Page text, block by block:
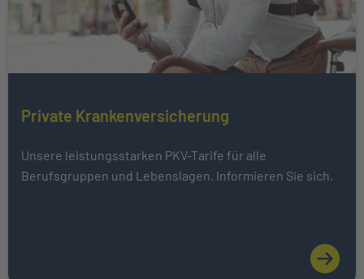
Private Krankenversicherung
Unsere leistungsstarken PKV-Tarife für alle
Berufsgruppen und Lebenslagen. Informieren Sie sich.